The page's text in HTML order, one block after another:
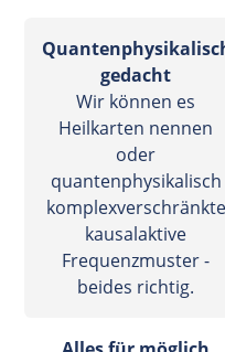
gedacht
Wir können es
Heilkarten nennen
oder
quantenphysikalisch
komplexverschränkte
kausalaktive
Frequenzmuster -
beides richtig.